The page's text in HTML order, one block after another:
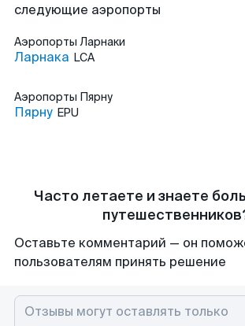
следующие аэропорты
Аэропорты Ларнаки
Ларнака LCA
Аэропорты Пярну
Пярну EPU
Часто летаете и знаете
Оставьте комментарий — он
пользователям принять решение